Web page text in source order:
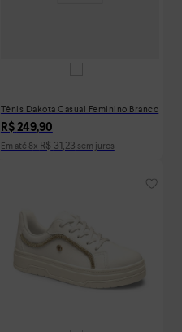
Tênis Dakota Casual Feminino Branco
R$ 249,90
Em até 8x R$ 31,23 sem juros